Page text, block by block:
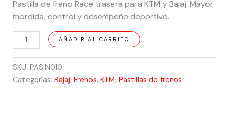
Pastilla de freno Race trasera para KTM y Bajaj. Mayor
mordida, control y desempeño deportivo.
AÑADIR AL CARRITO
SKU: PASIN010
Categorías: Bajaj, Frenos, KTM, Pastillas de frenos